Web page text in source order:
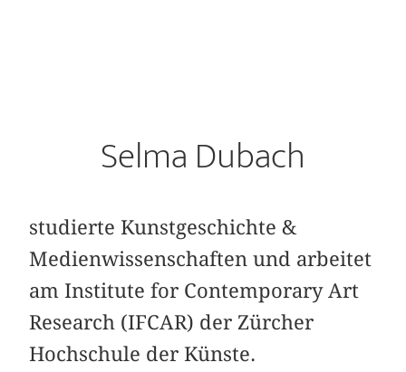
Selma Dubach
studierte Kunstgeschichte &
Medienwissenschaften und arbeitet
am Institute for Contemporary Art
Research (IFCAR) der Zürcher
Hochschule der Künste.